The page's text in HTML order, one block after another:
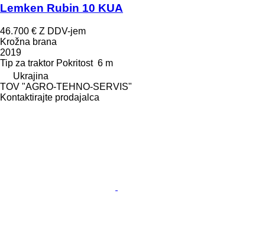
Lemken Rubin 10 KUA
46.700 € Z DDV-jem
Krožna brana
2019
Tip za traktor Pokritost 6 m
Ukrajina
TOV "AGRO-TEHNO-SERVIS"
Kontaktirajte prodajalca